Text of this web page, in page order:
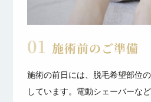
01 施術前のご準備
施術の前日には、脱毛希望部位
しています。電動シェーバーな